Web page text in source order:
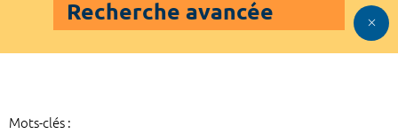
Recherche avancée
Mots-clés :